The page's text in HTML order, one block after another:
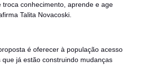
troca conhecimento, aprende e age
Talita Novacoski.
é oferecer à população acesso
que já estão construindo mudanças